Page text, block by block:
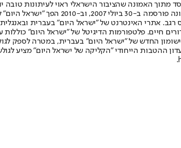
מתוך האמונה שהציבור הישראלי ראוי לעיתונות טובה
תשלום. המהדורה המודפסת
חיים. פלטפורמות הדיגיטל של "ישראל היום"
והיישומון החדש של "ישראל היום" בעברית, במטרה
ההטבות הייחודי "הקליקה של ישראל היום" מציע